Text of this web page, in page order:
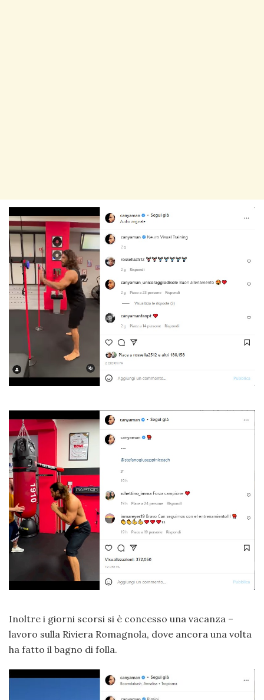
Inoltre i giorni scorsi si è concesso una vacanza –
lavoro sulla Riviera Romagnola, dove ancora una volta
ha fatto il bagno di folla.